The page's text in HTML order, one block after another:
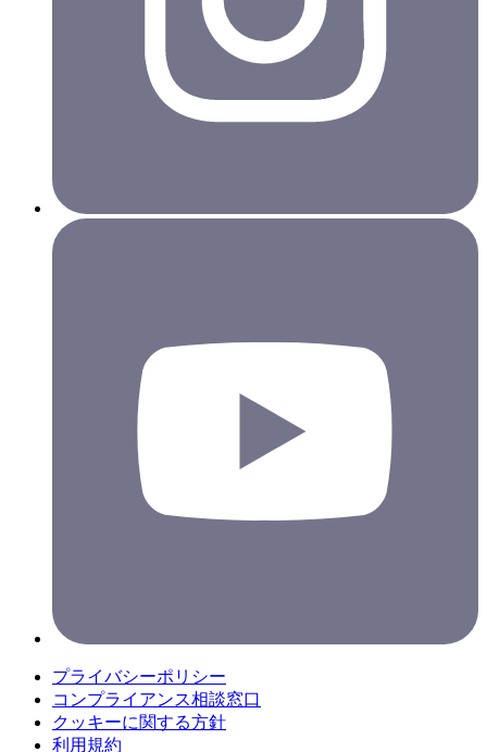
プライバシーポリシー
コンプライアンス相談窓口
クッキーに関する方針
利用規約